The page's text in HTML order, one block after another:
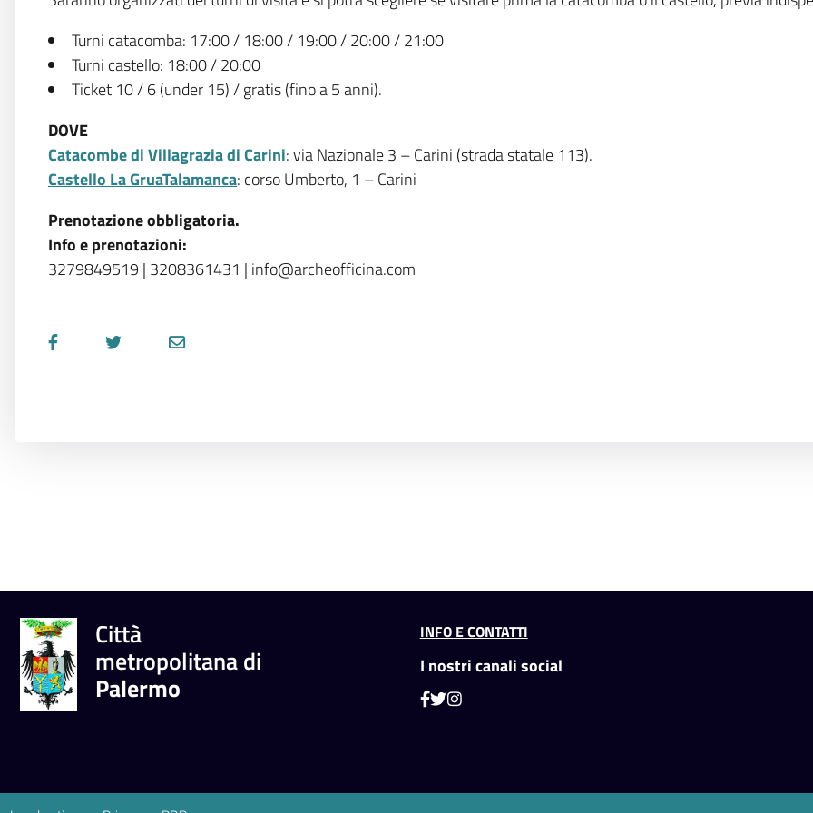
Turni catacomba: 17:00 / 18:00 / 19:00 / 20:00 / 21:00
Turni castello: 18:00 / 20:00
Ticket 10 / 6 (under 15) / gratis (fino a 5 anni).
DOVE
Catacombe di Villagrazia di Carini: via Nazionale 3 – Carini (strada statale 113).
Castello La GruaTalamanca: corso Umberto, 1 – Carini
Prenotazione obbligatoria.
Info e prenotazioni:
3279849519 | 3208361431 | info@archeofficina.com
Città
metropolitana di
Palermo
INFO E CONTATTI
I nostri canali social